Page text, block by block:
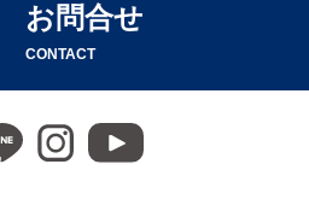
お問合せ
CONTACT